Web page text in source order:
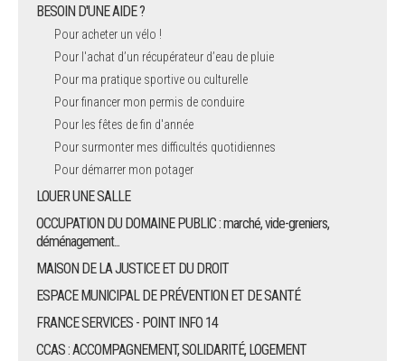
BESOIN D'UNE AIDE ?
Pour acheter un vélo !
Pour l'achat d’un récupérateur d’eau de pluie
Pour ma pratique sportive ou culturelle
Pour financer mon permis de conduire
Pour les fêtes de fin d'année
Pour surmonter mes difficultés quotidiennes
Pour démarrer mon potager
LOUER UNE SALLE
OCCUPATION DU DOMAINE PUBLIC : marché, vide-greniers,
déménagement...
MAISON DE LA JUSTICE ET DU DROIT
ESPACE MUNICIPAL DE PRÉVENTION ET DE SANTÉ
FRANCE SERVICES - POINT INFO 14
CCAS : ACCOMPAGNEMENT, SOLIDARITÉ, LOGEMENT